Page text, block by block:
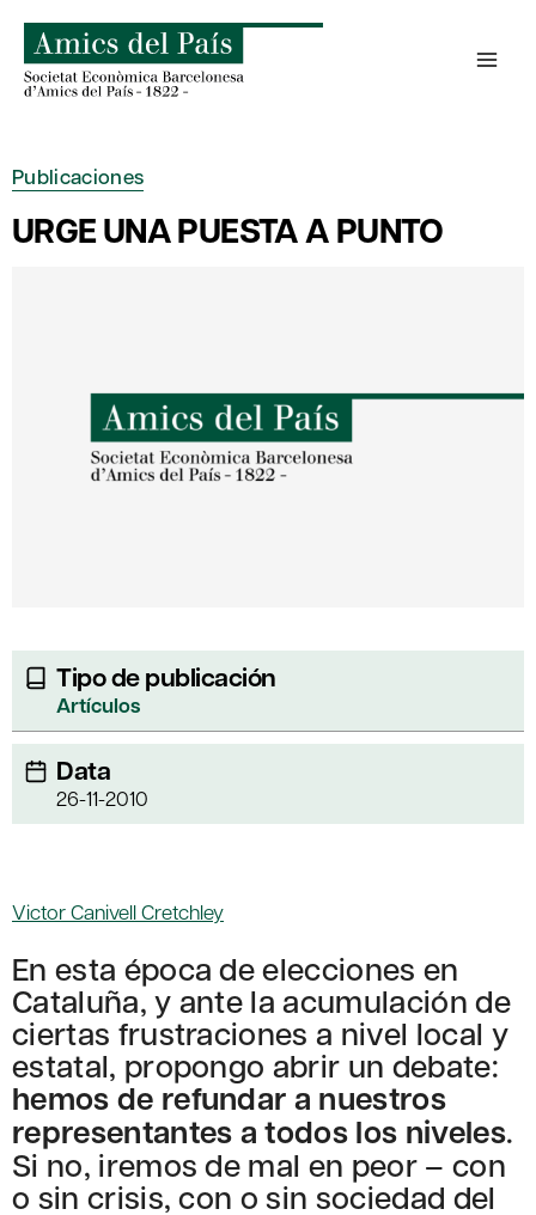
contenido
Publicaciones
URGE UNA PUESTA A PUNTO
Tipo de publicación
Artículos
Data
26-11-2010
Victor Canivell Cretchley
En esta época de elecciones en
Cataluña, y ante la acumulación de
ciertas frustraciones a nivel local y
estatal, propongo abrir un debate:
hemos de refundar a nuestros
representantes a todos los niveles.
Si no, iremos de mal en peor – con
o sin crisis, con o sin sociedad del